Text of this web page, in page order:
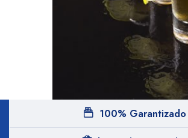
100% Garantizado